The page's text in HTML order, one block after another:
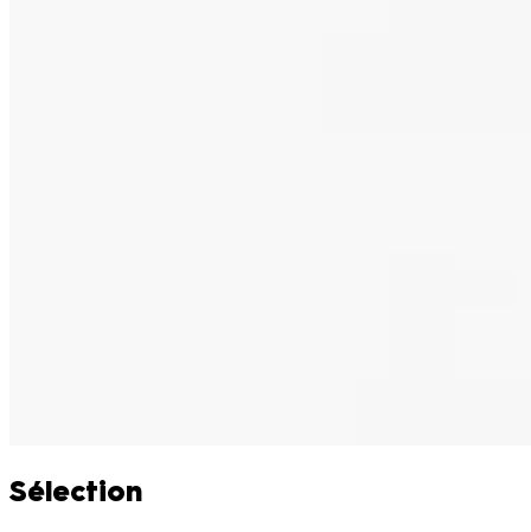
Sélection